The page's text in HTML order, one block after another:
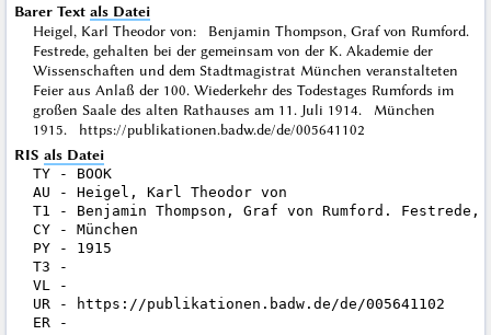
Barer Text als Datei
Heigel, Karl Theodor von: Benjamin Thompson, Graf von Rumford.
Festrede, gehalten bei der gemeinsam von der K. Akademie der
Wissenschaften und dem Stadtmagistrat München veranstalteten
Feier aus Anlaß der 100. Wiederkehr des Todestages Rumfords im
großen Saale des alten Rathauses am 11. Juli 1914. München
1915. https://publikationen.badw.de/de/005641102
RIS als Datei
TY - BOOK
AU - Heigel, Karl Theodor von
T1 - Benjamin Thompson, Graf von Rumford.
CY - München
PY - 1915
T3 -
VL -
UR - https://publikationen.badw.de/de/005641102